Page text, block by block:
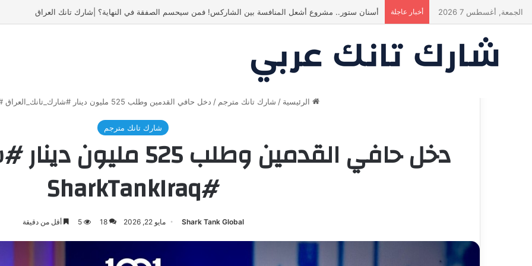
الجمعة, أغسطس 7 2026 أخبار عاجلة ياسين منصور كان ليه رأي تاني خالص! انبهر بالفكرة وآمن برائد الأعمال
الرئيسية / شارك تانك مترجم / دخل حافي القدمين وطلب 525 مليون دينار #شارك_تانك_العراق #SharkTankIraq
شارك تانك مترجم
دخل حافي القدمين وطلب
#SharkTankIraq
Shark Tank Global مايو 22, 2026 18
5 أقل من دقيقة